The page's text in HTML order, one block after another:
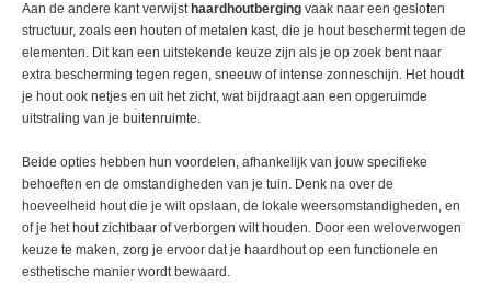
Aan de andere kant verwijst haardhoutberging vaak naar een gesloten
structuur, zoals een houten of metalen kast, die je hout beschermt tegen de
elementen. Dit kan een uitstekende keuze zijn als je op zoek bent naar
extra bescherming tegen regen, sneeuw of intense zonneschijn. Het houdt
je hout ook netjes en uit het zicht, wat bijdraagt aan een opgeruimde
uitstraling van je buitenruimte.
Beide opties hebben hun voordelen, afhankelijk van jouw specifieke
behoeften en de omstandigheden van je tuin. Denk na over de
hoeveelheid hout die je wilt opslaan, de lokale weersomstandigheden, en
of je het hout zichtbaar of verborgen wilt houden. Door een weloverwogen
keuze te maken, zorg je ervoor dat je haardhout op een functionele en
esthetische manier wordt bewaard.